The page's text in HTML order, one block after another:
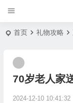
首页 礼物攻略
70岁老人家
2024-12-10 10:41:32